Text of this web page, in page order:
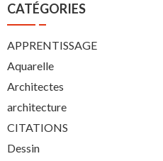
CATÉGORIES
APPRENTISSAGE
Aquarelle
Architectes
architecture
CITATIONS
Dessin